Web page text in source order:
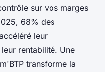
sur vos marges
68% des
leur
rentabilité. Une
transforme la